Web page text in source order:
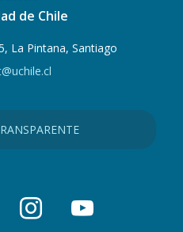
de Chile
La Pintana, Santiago